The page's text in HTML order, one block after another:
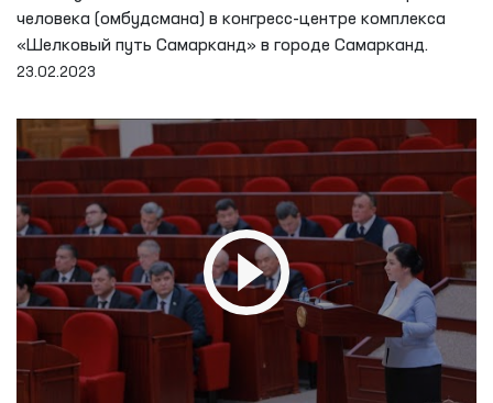
человека (омбудсмана) в конгресс-центре комплекса
«Шелковый путь Самарканд» в городе Самарканд.
23.02.2023